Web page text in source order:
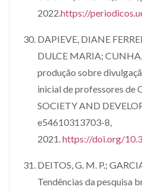
2022.https://
DAPIEVE, DIANE
DULCE MARIA;
produção sobre
inicial de professores de
SOCIETY AND
e54610313703-8,
2021.https://doi.org/
DEITOS, G. M. P.;
Tendências da pesquisa